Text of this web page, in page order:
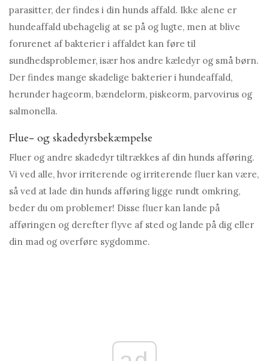
parasitter, der findes i din hunds affald. Ikke alene er
hundeaffald ubehagelig at se på og lugte, men at blive
forurenet af bakterier i affaldet kan føre til
sundhedsproblemer, især hos andre kæledyr og små børn.
Der findes mange skadelige bakterier i hundeaffald,
herunder hageorm, bændelorm, piskeorm, parvovirus og
salmonella.
Flue- og skadedyrsbekæmpelse
Fluer og andre skadedyr tiltrækkes af din hunds afføring.
Vi ved alle, hvor irriterende og irriterende fluer kan være,
så ved at lade din hunds afføring ligge rundt omkring,
beder du om problemer! Disse fluer kan lande på
afføringen og derefter flyve af sted og lande på dig eller
din mad og overføre sygdomme.